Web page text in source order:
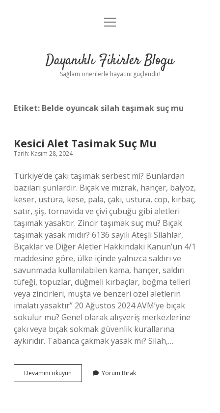
Anasayfa
Yasal Uyarı
menüyü
Dayanıklı Fikirler Blogu
Sağlam önerilerle hayatını güçlendir!
Etiket: Belde oyuncak silah taşımak suç mu
Kesici Alet Tasimak Suç Mu
Tarih: Kasım 28, 2024
Türkiye’de çakı taşımak serbest mi? Bunlardan
bazıları şunlardır. Bıçak ve mızrak, hançer, balyoz,
keser, ustura, kese, pala, çakı, ustura, cop, kırbaç,
satır, şiş, tornavida ve çivi çubuğu gibi aletleri
taşımak yasaktır. Zincir taşımak suç mu? Bıçak
taşımak yasak mıdır? 6136 sayılı Ateşli Silahlar,
Bıçaklar ve Diğer Aletler Hakkındaki Kanun’un 4/1
maddesine göre, ülke içinde yalnızca saldırı ve
savunmada kullanılabilen kama, hançer, saldırı
tüfeği, topuzlar, düğmeli kırbaçlar, boğma telleri
veya zincirleri, muşta ve benzeri özel aletlerin
imalatı yasaktır” 20 Ağustos 2024 AVM’ye bıçak
sokulur mu? Genel olarak alışveriş merkezlerine
çakı veya bıçak sokmak güvenlik kurallarına
aykırıdır. Tabanca çakmak yasak mı? Silah,…
Devamını okuyun
Alet
Yorum Bırak